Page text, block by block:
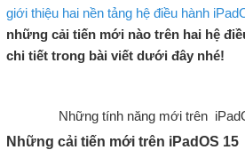
giới thiệu hai nền tảng hệ điều hành
những cải tiến mới nào trên hai hệ
chi tiết trong bài viết dưới đây nhé!
Những tính năng mới trên
Những cải tiến mới trên iPadOS 15